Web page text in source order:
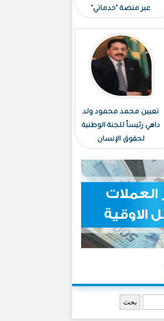
عبر منصة "خدماتي"
تعيين محمد محمود ولد
داهي رئيساً للجنة الوطنية
لحقوق الإنسان